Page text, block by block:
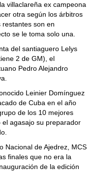
villaclareña ex campeona
otra según los árbitros
son en
se le toma solo una.
del santiaguero Lelys
2 de GM), el
Pedro Alejandro
Leinier Domínguez
de Cuba en el año
de los 10 mejores
agasajo su preparador
Nacional de Ajedrez, MCS
finales que no era la
de la edición